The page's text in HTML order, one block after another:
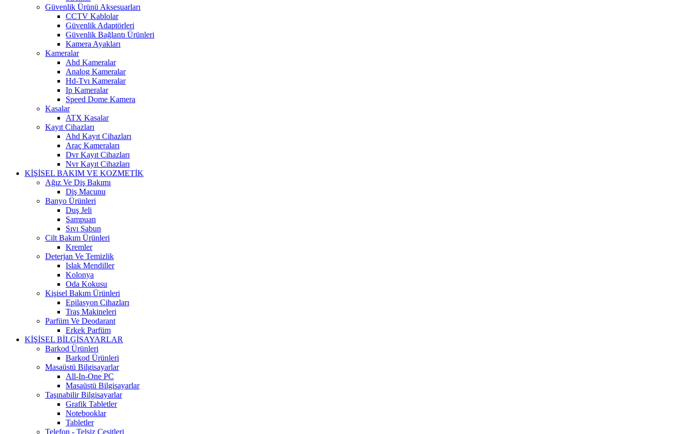
Güvenlik Ürünü Aksesuarları
CCTV Kablolar
Güvenlik Adaptörleri
Güvenlik Bağlantı Ürünleri
Kamera Ayakları
Kameralar
Ahd Kameralar
Analog Kameralar
Hd-Tvı Kameralar
Ip Kameralar
Speed Dome Kamera
Kasalar
ATX Kasalar
Kayıt Cihazları
Ahd Kayıt Cihazları
Araç Kameraları
Dvr Kayıt Cihazları
Nvr Kayıt Cihazları
KİŞİSEL BAKIM VE KOZMETİK
Ağız Ve Diş Bakımı
Diş Macunu
Banyo Ürünleri
Duş Jeli
Şampuan
Sıvı Sabun
Cilt Bakım Ürünleri
Kremler
Deterjan Ve Temizlik
Islak Mendiller
Kolonya
Oda Kokusu
Kişisel Bakım Ürünleri
Epilasyon Cihazları
Traş Makineleri
Parfüm Ve Deodarant
Erkek Parfüm
KİŞİSEL BİLGİSAYARLAR
Barkod Ürünleri
Barkod Ürünleri
Masaüstü Bilgisayarlar
All-In-One PC
Masaüstü Bilgisayarlar
Taşınabilir Bilgisayarlar
Grafik Tabletler
Notebooklar
Tabletler
Telefon - Telsiz Çeşitleri